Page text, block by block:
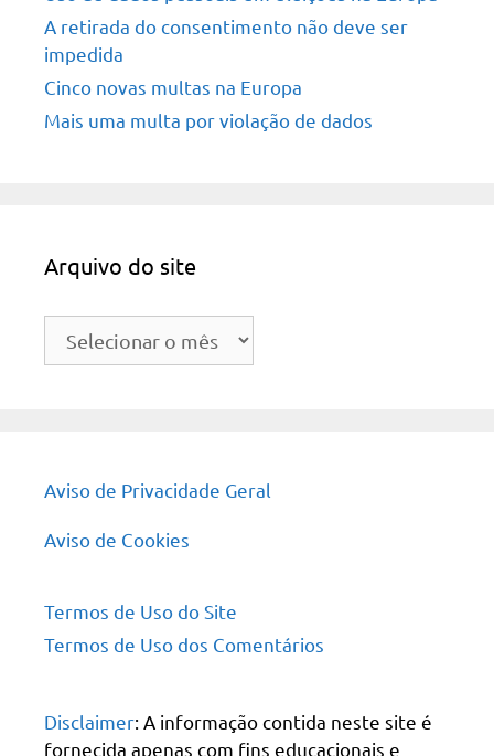
A retirada do consentimento não deve ser
impedida
Cinco novas multas na Europa
Mais uma multa por violação de dados
Arquivo do site
Arquivo
Aviso de Privacidade Geral
Aviso de Cookies
Termos de Uso do Site
Termos de Uso dos Comentários
Disclaimer: A informação contida neste site é
fornecida apenas com fins educacionais e